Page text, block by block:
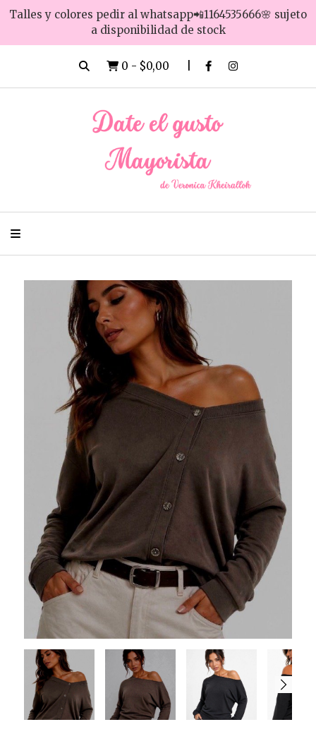
Talles y colores pedir al whatsapp📲1164535666🌸 sujeto
a disponibilidad de stock
0 - $0,00